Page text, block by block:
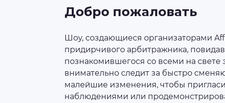
Добро пожаловать
Шоу, создающиеся организаторами
придирчивого арбитражника,
познакомившегося со всеми на
внимательно следит за быстро
малейшие изменения, чтобы
наблюдениями или